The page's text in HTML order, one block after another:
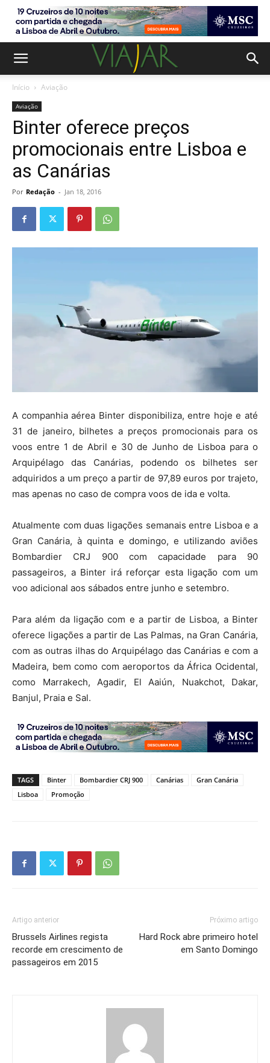
Início Aviação
Aviação
Binter oferece preços
promocionais entre Lisboa e
as Canárias
Por Redação - Jan 18, 2016
A companhia aérea Binter disponibiliza, entre hoje e até
31 de janeiro, bilhetes a preços promocionais para os
voos entre 1 de Abril e 30 de Junho de Lisboa para o
Arquipélago das Canárias, podendo os bilhetes ser
adquiridos a um preço a partir de 97,89 euros por trajeto,
mas apenas no caso de compra voos de ida e volta.
Atualmente com duas ligações semanais entre Lisboa e a
Gran Canária, à quinta e domingo, e utilizando aviões
Bombardier CRJ 900 com capacidade para 90
passageiros, a Binter irá reforçar esta ligação com um
voo adicional aos sábados entre junho e setembro.
Para além da ligação com e a partir de Lisboa, a Binter
oferece ligações a partir de Las Palmas, na Gran Canária,
com as outras ilhas do Arquipélago das Canárias e com a
Madeira, bem como com aeroportos da África Ocidental,
como Marrakech, Agadir, El Aaiún, Nuakchot, Dakar,
Banjul, Praia e Sal.
TAGS Binter Bombardier CRJ 900 Canárias
Gran Canária
Lisboa
Promoção
Artigo anterior
Brussels Airlines regista
recorde em crescimento de
passageiros em 2015
Próximo artigo
Hard Rock abre primeiro hotel
em Santo Domingo